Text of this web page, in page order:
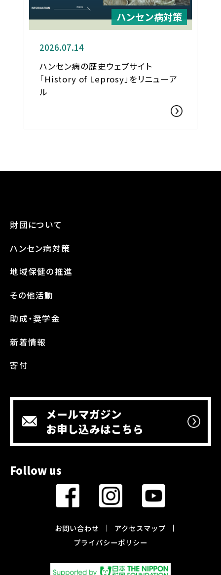
ハンセン病対策
2026.07.14
ハンセン病の歴史ウェブサイト
「History of Leprosy」をリニューア
ル
財団について
ハンセン病対策
地域保健の推進
その他活動
助成・奨学金
新着情報
寄付
メールマガジン
お申し込みはこちら
Follow us
お問い合わせ
アクセスマップ
プライバシーポリシー